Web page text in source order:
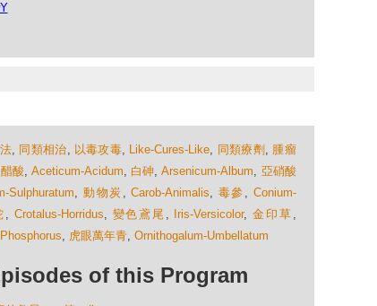
, 同類相治, 以毒攻毒, Like-Cures-Like, 同類療劑 , 腫瘤
醋酸,Aceticum-Acidum, 白砷,Arsenicum-Album, 亞硝酸
Sulphuratum, 動物炭 ,Carob-Animalis, 毒參 , Conium-
, Crotalus-Horridus, 變色鳶尾 , Iris-Versicolor,金印草 ,
Phosphorus, 虎眼萬年青, Ornithogalum-Umbellatum
of this Program